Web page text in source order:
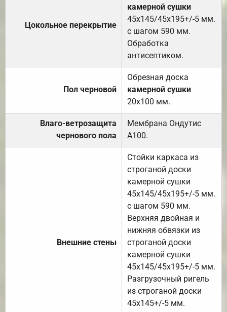
Цокольное перекрытие
камерной сушки
45х145/45х195+/-5 мм.
с шагом 590 мм.
Обработка
антисептиком.
Пол черновой
Обрезная доска
камерной сушки
20х100 мм.
Влаго-ветрозащита
чернового пола
Мембрана Ондутис
А100.
Внешние стены
Стойки каркаса из
строганой доски
камерной сушки
45х145/45х195+/-5 мм.
с шагом 590 мм.
Верхняя двойная и
нижняя обвязки из
строганой доски
камерной сушки
45х145/45х195+/-5 мм.
Разгрузочный ригель
из строганой доски
45х145+/-5 мм.